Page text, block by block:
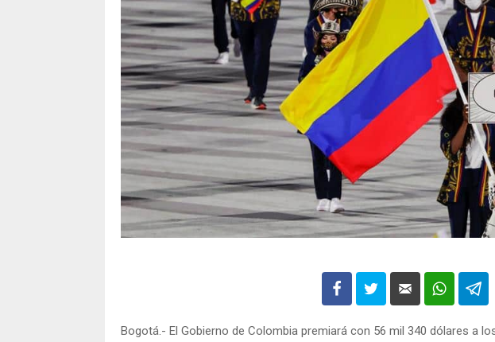
Bogotá.- El Gobierno de Colombia premiará con 56 mil 340 dólares a